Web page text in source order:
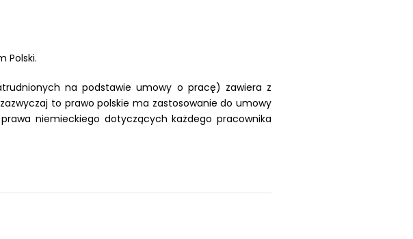
Polski.
na podstawie umowy o pracę) zawiera z
to prawo polskie ma zastosowanie do umowy
niemieckiego dotyczących każdego pracownika